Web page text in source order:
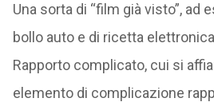
Una sorta di “film già visto”, ad
bollo auto e di ricetta
Rapporto complicato, cui si
elemento di complicazione